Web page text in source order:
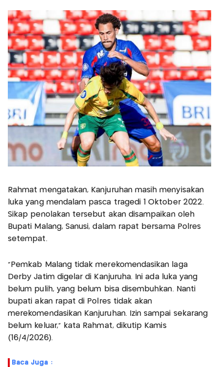
Rahmat mengatakan, Kanjuruhan masih menyisakan
luka yang mendalam pasca tragedi 1 Oktober 2022.
Sikap penolakan tersebut akan disampaikan oleh
Bupati Malang, Sanusi, dalam rapat bersama Polres
setempat.
“Pemkab Malang tidak merekomendasikan laga
Derby Jatim digelar di Kanjuruha. Ini ada luka yang
belum pulih, yang belum bisa disembuhkan. Nanti
bupati akan rapat di Polres tidak akan
merekomendasikan Kanjuruhan. Izin sampai sekarang
belum keluar,” kata Rahmat, dikutip Kamis
(16/4/2026).
Baca Juga :